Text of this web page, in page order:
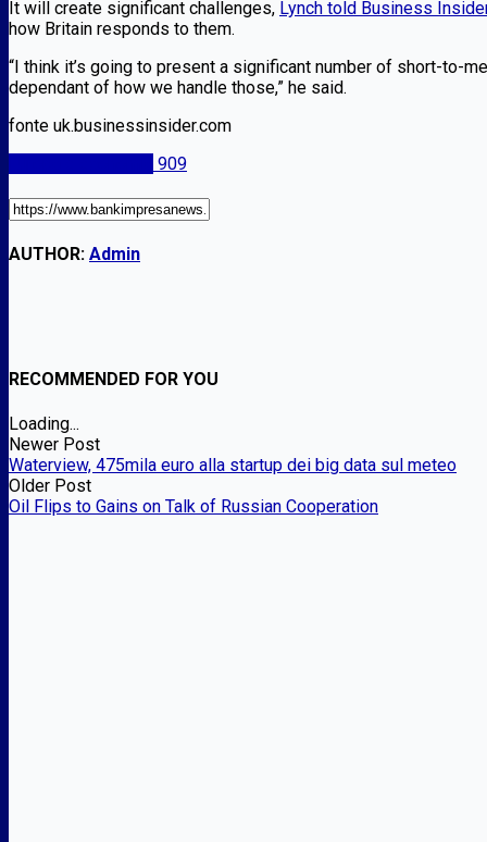
It will create significant challenges, Lynch told Business
how Britain responds to them.
“I think it’s going to present a significant number of short-to-
dependant of how we handle those,” he said.
fonte uk.businessinsider.com
909
AUTHOR: Admin
RECOMMENDED FOR YOU
Loading...
Newer Post
Waterview, 475mila euro alla startup dei big data sul meteo
Older Post
Oil Flips to Gains on Talk of Russian Cooperation